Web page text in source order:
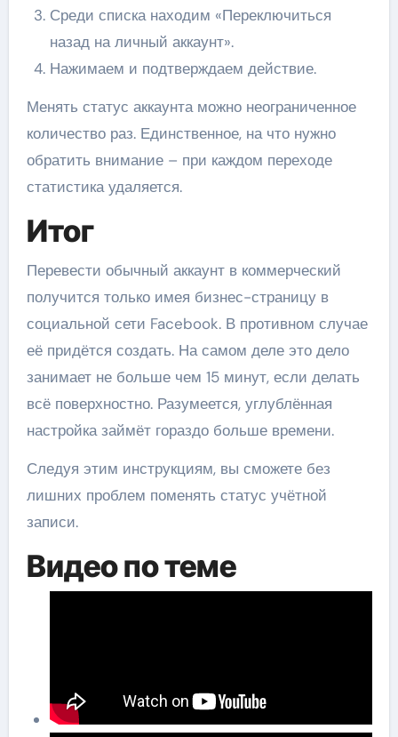
Среди списка находим «Переключиться
назад на личный аккаунт».
Нажимаем и подтверждаем действие.
Менять статус аккаунта можно неограниченное
количество раз. Единственное, на что нужно
обратить внимание – при каждом переходе
статистика удаляется.
Итог
Перевести обычный аккаунт в коммерческий
получится только имея бизнес-страницу в
социальной сети Facebook. В противном случае
её придётся создать. На самом деле это дело
занимает не больше чем 15 минут, если делать
всё поверхностно. Разумеется, углублённая
настройка займёт гораздо больше времени.
Следуя этим инструкциям, вы сможете без
лишних проблем поменять статус учётной
записи.
Видео по теме